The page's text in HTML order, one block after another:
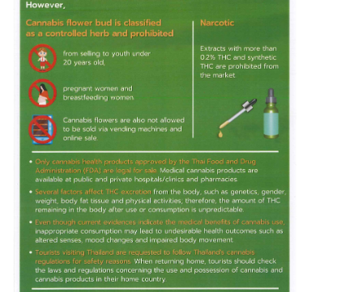
A
B
O
U
T
U
S
O
F
F
I
C
E
H